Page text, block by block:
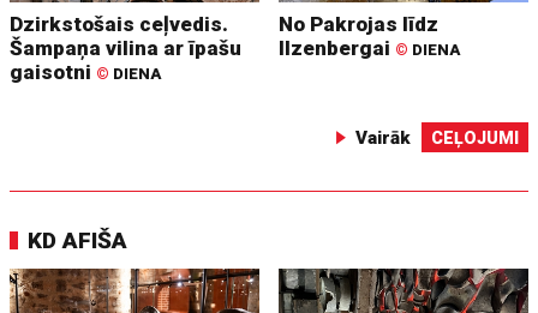
Dzirkstošais ceļvedis.
Šampaņa vilina ar īpašu
gaisotni © DIENA
No Pakrojas līdz
Ilzenbergai © DIENA
Vairāk CEĻOJUMI
KD AFIŠA